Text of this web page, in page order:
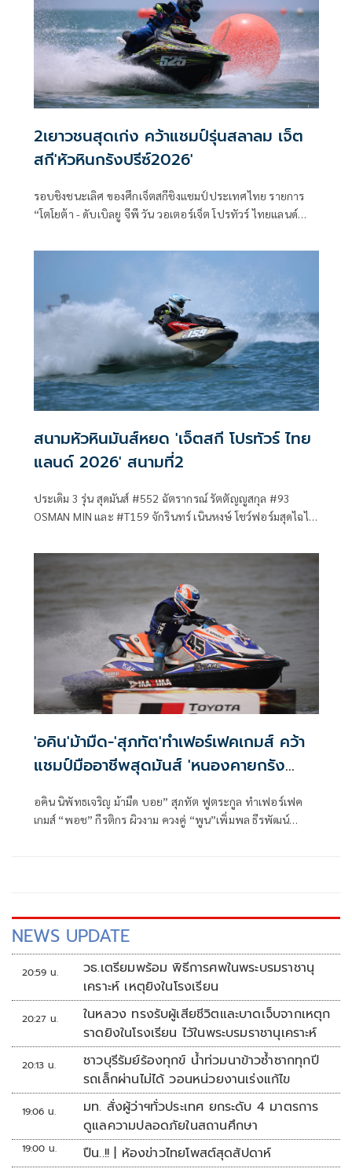
จ.ประจวบคีรีขันธ์
2เยาวชนสุดเก่ง คว้าแชมป์รุ่นสลาลม เจ็ต
สกี'หัวหินกรังปรีซ์2026'
รอบชิงชนะเลิศ ของศึกเจ็ตสกีชิงแชมป์ประเทศไทย รายการ
“โตโยต้า - ดับเบิลยู จีพี วัน วอเตอร์เจ็ต โปรทัวร์ ไทยแลนด์
2026) ซึ่งระเบิดความมันส์ติดต่อกัน 4 วันรวด ระหว่างวันที่ 28-
31 พฤษภาคม 2569 นี้ ณ ชายหาดสวนสนประดิพัทธ์ เมือง
หัวหิน จ.ประจวบคีรีขันธ์ ซึ่งสมาคมกีฬาเจ็ตสกีแห่งประเทศ
ไทยฯ และ WGP#1 ในฐานะฝ่ายจัดการแข่งขัน ได้รับการ
สนับสนุนจาก การกีฬาแห่งประเทศไทย กองทุนพัฒนาการกีฬา
แห่งชาติ Siam Watercraft และสำนักงานสลากกินแบ่งรัฐบาล
จัดการแข่งขันฯ สุดยิ่งใหญ่
สนามหัวหินมันส์หยด 'เจ็ตสกี โปรทัวร์ ไทย
แลนด์ 2026' สนามที่2
ประเดิม 3 รุ่น สุดมันส์ #552 ฉัตรากรณ์ รัตตัญญูสกุล #93
OSMAN MIN และ #T159 จักรินทร์ เนินหงษ์ โชว์ฟอร์มสุดไฉไล
ดับเบิลยู จีพี วัน วอเตอร์เจ็ต โปรทัวร์ ไทยแลนด์ 2026” สนามที่
2 ที่ระเบิดความมันส์ในวันที่ 28-31 พฤษภาคม 2569 นี้ ณ
ชายหาดสวนสนประดิพัทธ์ เมืองหัวหิน จ.ประจวบคีรีขันธ์
'อคิน'ม้ามืด-'สุภทัต'ทำเฟอร์เฟคเกมส์ คว้า
แชมป์มืออาชีพสุดมันส์ 'หนองคายกรัง
อคิน นิพัทธเจริญ ม้ามืด บอย” สุภทัต ฟูตระกูล ทำเฟอร์เฟค
เกมส์ “พอช” กีรติกร ผิวงาม ควงคู่ “พูน”เพิ่มพล ธีรพัฒน์
NEWS UPDATE
20:59 น.
วธ.เตรียมพร้อม พิธีการศพในพระบรมราชานุ
เคราะห์ เหตุยิงในโรงเรียน
20:27 น.
ในหลวง ทรงรับผู้เสียชีวิตและบาดเจ็บจากเหตุก
ราดยิงในโรงเรียน ไว้ในพระบรมราชานุเคราะห์
20:13 น.
ชาวบุรีรัมย์ร้องทุกข์ น้ำท่วมนาข้าวซ้ำซากทุกปี
รถเล็กผ่านไม่ได้ วอนหน่วยงานเร่งแก้ไข
19:06 น.
มท. สั่งผู้ว่าฯทั่วประเทศ ยกระดับ 4 มาตรการ
ดูแลความปลอดภัยในสถานศึกษา
19:00 น. ปืน..!! | ห้องข่าวไทยโพสต์สุดสัปดาห์